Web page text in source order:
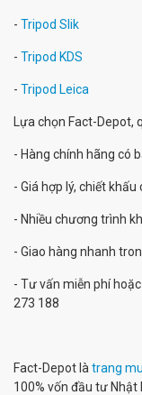
- Tripod Slik
- Tripod KDS
- Tripod Leica
Lựa chọn Fact-
- Hàng chính hãng có
- Giá hợp lý, chiết khấu
- Nhiều chương trình
- Giao hàng nhanh
- Tư vấn miễn phí
273 188
Fact-Depot là trang
100% vốn đầu tư